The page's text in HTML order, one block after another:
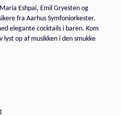
Eshpai, Emil Gryesten og
fra Aarhus Symfoniorkester.
elegante cocktails i baren. Kom
op af musikken i den smukke